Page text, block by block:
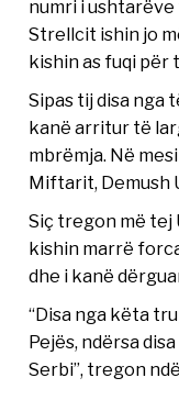
numri i ushtarëve
Strellcit ishin jo
kishin as fuqi për
Sipas tij disa nga
kanë arritur të
mbrëmja. Në
Miftarit, Demush
Siç tregon më tej
kishin marrë
dhe i kanë
“Disa nga këta
Pejës, ndërsa
Serbi”, tregon